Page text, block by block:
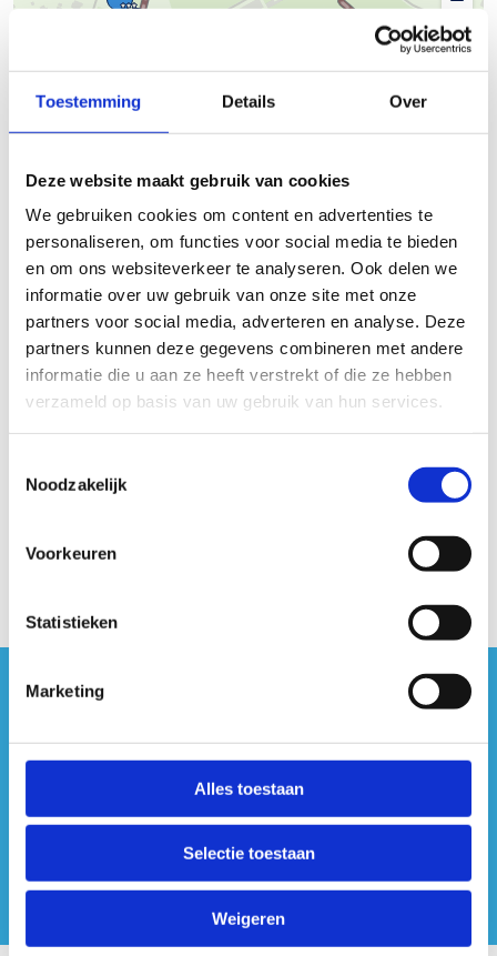
Toestemming Details Over
Deze website maakt gebruik van cookies
We gebruiken cookies om content en advertenties te
personaliseren, om functies voor social media te bieden
en om ons websiteverkeer te analyseren. Ook delen we
informatie over uw gebruik van onze site met onze
partners voor social media, adverteren en analyse. Deze
partners kunnen deze gegevens combineren met andere
informatie die u aan ze heeft verstrekt of die ze hebben
verzameld op basis van uw gebruik van hun services.
Noodzakelijk
Voorkeuren
Statistieken
Marketing
Alles toestaan
Selectie toestaan
Weigeren
Kaartgegevens© Thunderforest© OpenStreetMap contributors
50 m
Beschrijving van de route
Finse piste Overpelt Lindel Hoeven
Startplaatsen
Hoevenstraat 125 3900 Pelt
#sportersbelevenmeer
ook op sociale media